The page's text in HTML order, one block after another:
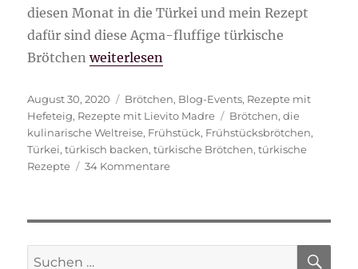
diesen Monat in die Türkei und mein Rezept
dafür sind diese Açma-fluffige türkische
Brötchen„Açma-fluffige türkische Brötchen“
weiterlesen
Veröffentlicht
am
August 30, 2020 Kategorien
Brötchen, Blog-Events, Rezepte mit
Hefeteig, Rezepte mit Lievito Madre Schlagwörter
Brötchen,die
kulinarische Weltreise, Frühstück, Frühstücksbrötchen,
Türkei,türkisch backen,türkische Brötchen,türkische
Rezepte
34 Kommentarezu
Suche